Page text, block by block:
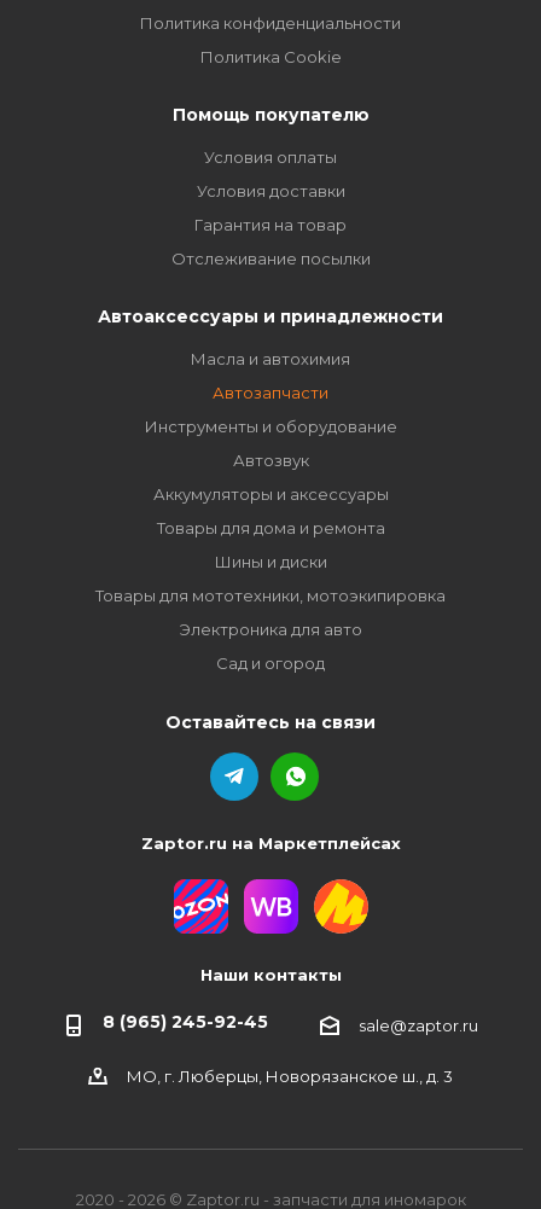
Политика конфиденциальности
Политика Cookie
Помощь покупателю
Условия оплаты
Условия доставки
Гарантия на товар
Отслеживание посылки
Автоаксессуары и принадлежности
Масла и автохимия
Автозапчасти
Инструменты и оборудование
Автозвук
Аккумуляторы и аксессуары
Товары для дома и ремонта
Шины и диски
Товары для мототехники, мотоэкипировка
Электроника для авто
Сад и огород
Оставайтесь на связи
Zaptor.ru на Маркетплейсах
Наши контакты
8 (965) 245-92-45 sale@zaptor.ru
МО, г. Люберцы, Новорязанское ш., д. 3
2020 - 2026 © Zaptor.ru - запчасти для иномарок